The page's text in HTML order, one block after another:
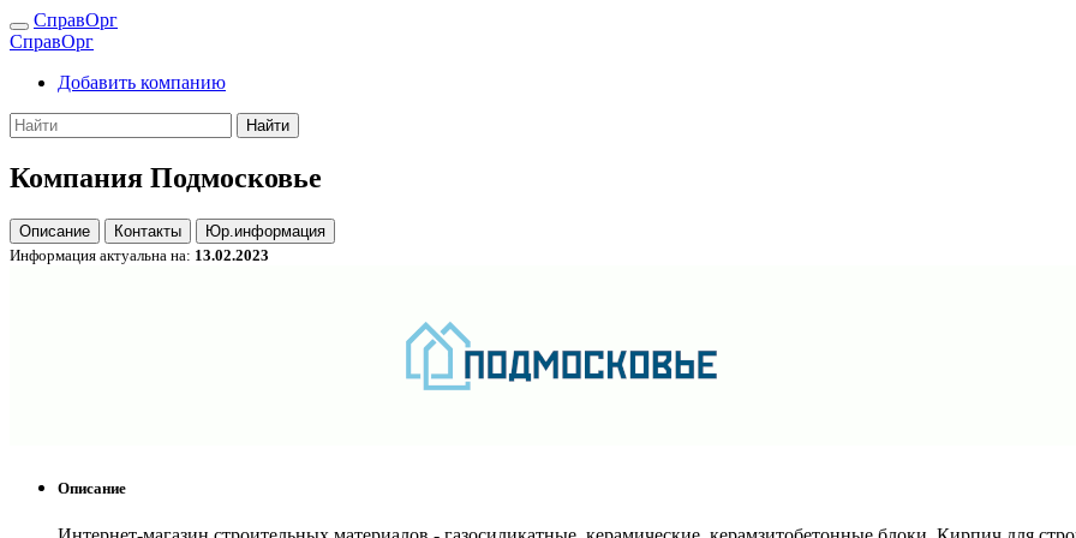
СправОрг
СправОрг
Добавить компанию
Найти
Компания Подмосковье
Описание Контакты
Юр.информация
Информация актуальна на: 13.02.2023
Описание